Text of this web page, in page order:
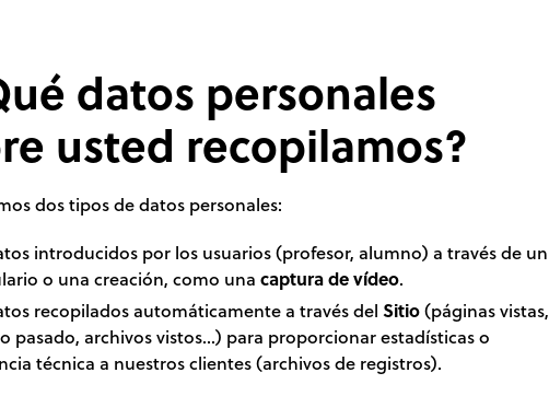
datos personales
usted recopilamos?
dos tipos de datos personales:
introducidos por los usuarios (profesor, alumno) a través de un
o una creación, como una captura de vídeo.
recopilados automáticamente a través del Sitio(páginas vistas,
pasado, archivos vistos...) para proporcionar estadísticas o
técnica a nuestros clientes (archivos de registros).